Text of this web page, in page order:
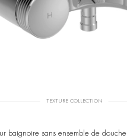
TEXTURE COLLECTION
baignoire sans ensemble de douche